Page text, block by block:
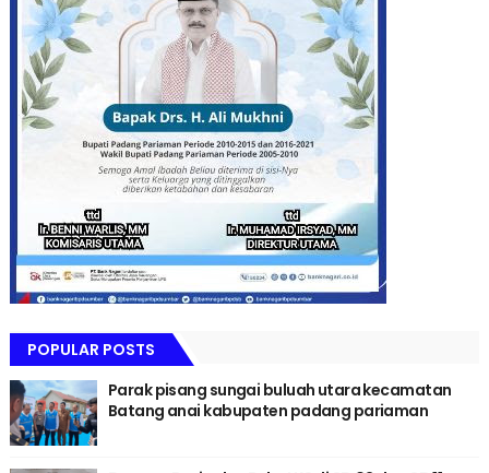
POPULAR POSTS
Parak pisang sungai buluah utara kecamatan
Batang anai kabupaten padang pariaman